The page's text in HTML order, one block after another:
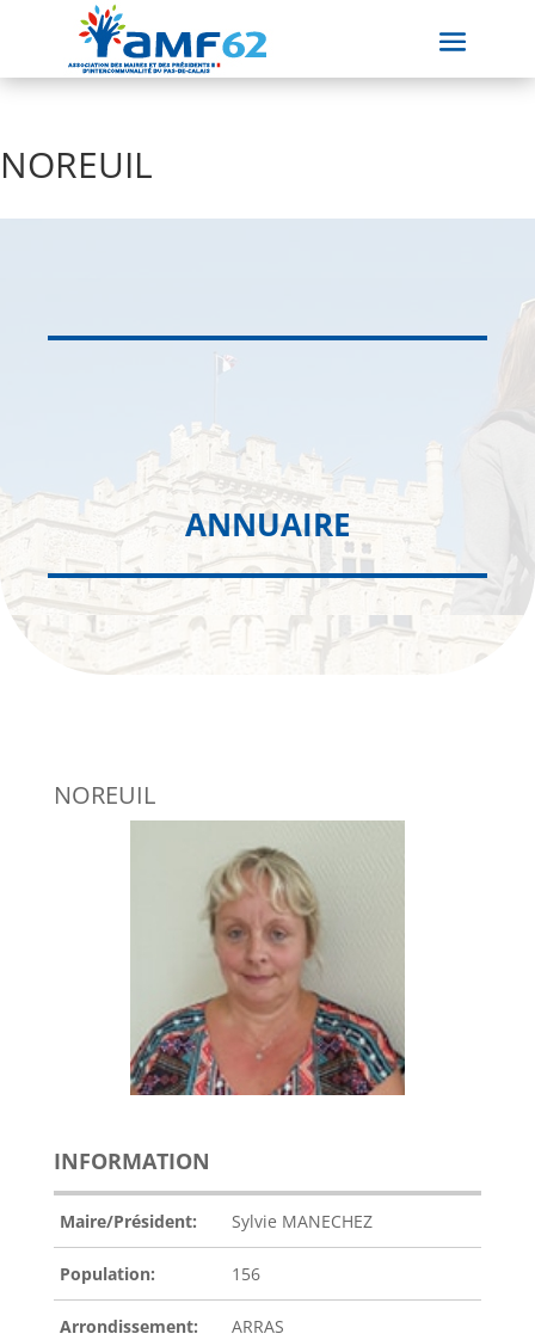
NOREUIL
ANNUAIRE
NOREUIL
INFORMATION
Maire/Président: Sylvie MANECHEZ
Population: 156
Arrondissement: ARRAS